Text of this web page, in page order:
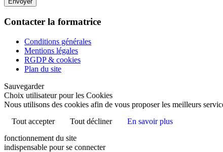
Contacter la formatrice
Conditions générales
Mentions légales
RGDP & cookies
Plan du site
Sauvegarder
Choix utilisateur pour les Cookies
Nous utilisons des cookies afin de vous proposer les meilleurs
Tout accepter
Tout décliner
En savoir plus
fonctionnement du site
indispensable pour se connecter